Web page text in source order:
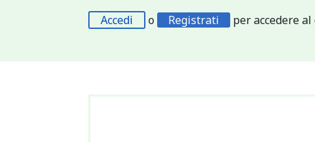
Accedi o Registrati per accedere al